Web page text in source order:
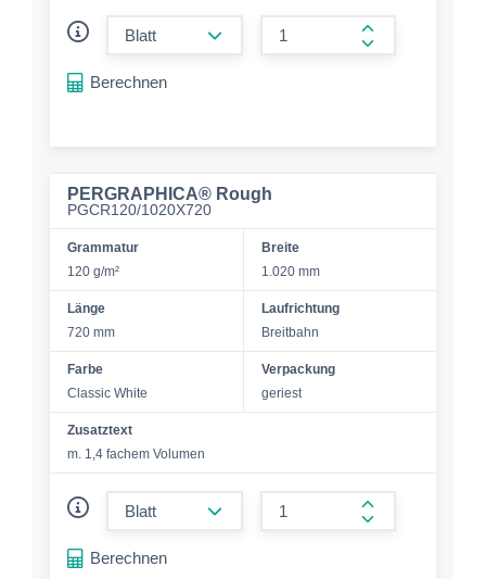
form.increase-
Berechnen
PERGRAPHICA® Rough
PGCR120/1020X720
Grammatur
120 g/m²
Breite
1.020 mm
Länge
720 mm
Laufrichtung
Breitbahn
Farbe
Classic White
Verpackung
geriest
Zusatztext
m. 1,4 fachem Volumen
form.increase-
Berechnen